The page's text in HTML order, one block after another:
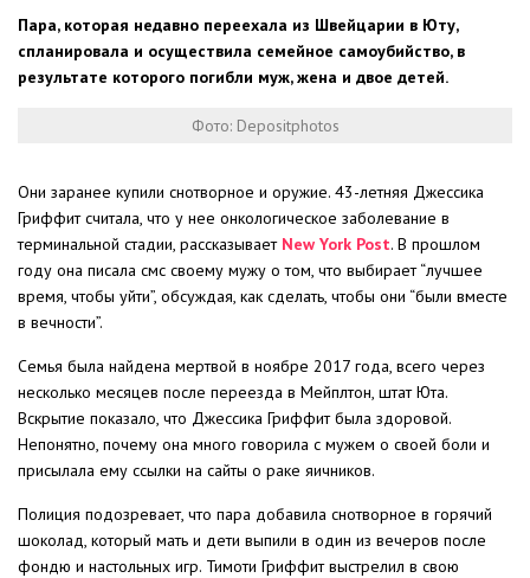
ЗДОРОВЬЕ И КРАСОТА
Пара, которая недавно переехала из Швейцарии в Юту,
спланировала и осуществила семейное самоубийство, в
результате которого погибли муж, жена и двое детей.
Фото: Depositphotos
Они заранее купили снотворное и оружие. 43-летняя Джессика
Гриффит считала, что у нее онкологическое заболевание в
терминальной стадии, рассказывает New York Post. В прошлом
году она писала смс своему мужу о том, что выбирает “лучшее
время, чтобы уйти”, обсуждая, как сделать, чтобы они “были вместе
в вечности”.
Семья была найдена мертвой в ноябре 2017 года, всего через
несколько месяцев после переезда в Мейплтон, штат Юта.
Вскрытие показало, что Джессика Гриффит была здоровой.
Непонятно, почему она много говорила с мужем о своей боли и
присылала ему ссылки на сайты о раке яичников.
Полиция подозревает, что пара добавила снотворное в горячий
шоколад, который мать и дети выпили в один из вечеров после
фондю и настольных игр. Тимоти Гриффит выстрелил в свою